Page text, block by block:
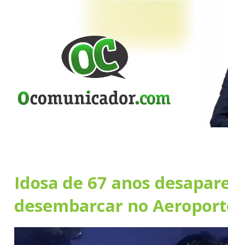
Idosa de 67 anos
desembarcar no